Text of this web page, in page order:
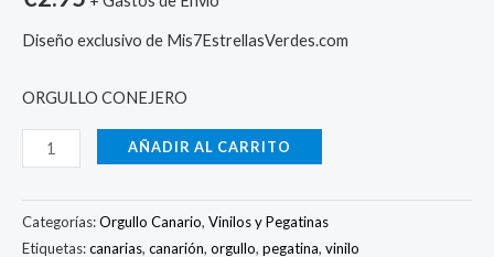
Diseño exclusivo de Mis7EstrellasVerdes.com
ORGULLO CONEJERO
AÑADIR AL CARRITO
Categorías:Orgullo Canario, Vinilos y Pegatinas
Etiquetas:canarias, canarión, orgullo, pegatina, vinilo